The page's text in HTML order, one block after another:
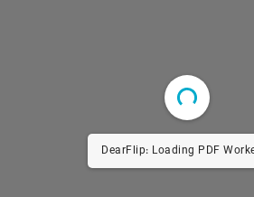
DearFlip: Loading PDF ...